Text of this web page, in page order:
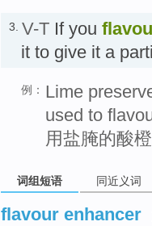
3. V-T If you
it to give it a
例： Lime
used to
用盐腌的酸
词组短语 同近义词
flavour enhancer